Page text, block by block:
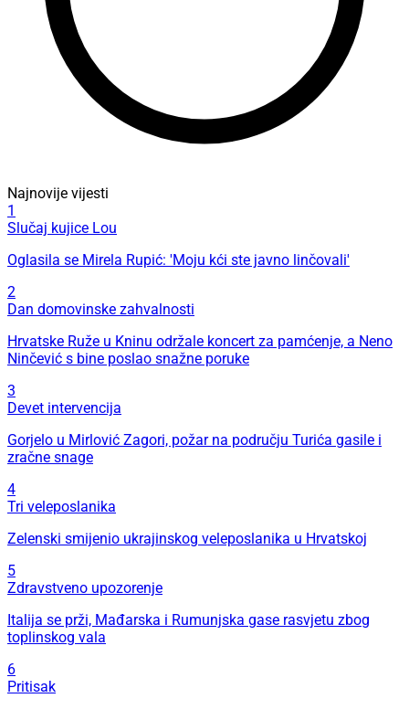
Najnovije vijesti
1
Slučaj kujice Lou
Oglasila se Mirela Rupić: 'Moju kći ste javno linčovali'
2
Dan domovinske zahvalnosti
Hrvatske Ruže u Kninu održale koncert za pamćenje, a Neno
Ninčević s bine poslao snažne poruke
3
Devet intervencija
Gorjelo u Mirlović Zagori, požar na području Turića gasile i
zračne snage
4
Tri veleposlanika
Zelenski smijenio ukrajinskog veleposlanika u Hrvatskoj
5
Zdravstveno upozorenje
Italija se prži, Mađarska i Rumunjska gase rasvjetu zbog
toplinskog vala
6
Pritisak